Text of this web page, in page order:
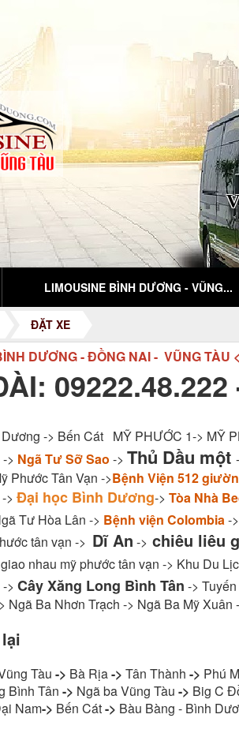
LIMOUSINE BÌNH DƯƠNG - VŨNG...
ĐẶT XE
DƯƠNG - ĐỒNG NAI - VŨNG
-> Bến Cát MỸ PHƯỚC 1-> MỸ
-> Ngã Tư Sỡ Sao -> Thủ Dầu một
Phước Tân Vạn ->Bệnh Viện 512
> Đại học Bình Dương-> Tòa Nhà
Tư Hòa Lân -> Bệnh viện Colombia-
tân vạn -> Dĩ An -> chiêu liêu
nhau mỹ phước tân vạn -> Khu Du
> Cây Xăng Long Bình Tân ->
Ngã Ba Nhơn Trạch -> Ngã Ba Mỹ
lại
Tàu -> Bà Rịa-> Tân Thành -> Phú
Bình Tân -> Ngã ba Vũng Tàu -> Big C
Nam-> Bến Cát-> Bàu Bàng - Bình